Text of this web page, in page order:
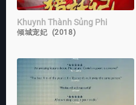
Khuynh Thành Sủng Phi
倾城宠妃 (2018)